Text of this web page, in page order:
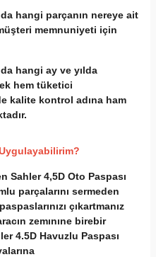
hangi parçanın nereye ait
memnuniyeti için
hangi ay ve yılda
hem tüketici
kalite kontrol adına ham
Uygulayabilirim?
Sahler 4,5D Oto Paspası
parçalarını sermeden
çıkartmanız
zemınıne birebir
4.5D Havuzlu Paspası